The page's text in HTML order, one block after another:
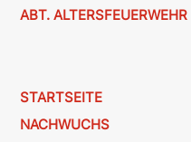
ABT. ALTERSFEUERWEHR
STARTSEITE
NACHWUCHS